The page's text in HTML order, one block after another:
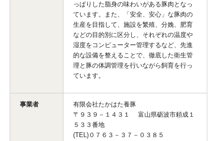
っぱりした脂身の味わいがある豚肉となっ
ています。また、「安全、安心」な豚肉の
生産を目指して、施設を繁殖、分娩、肥育
などの目的別に区分し、それぞれの温度や
湿度をコンピューター管理するなど、先進
的な設備を整えることで、徹底した衛生管
理と豚の体調管理を行いながら飼育を行っ
ています。
事業者
有限会社たかはた養豚
〒９３９－１４３１ 富山県砺波市頼成１
５３３番地
(TEL)０７６３－３７－０３８５